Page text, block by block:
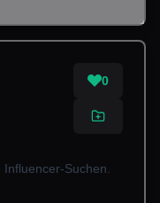
0
Suchen.